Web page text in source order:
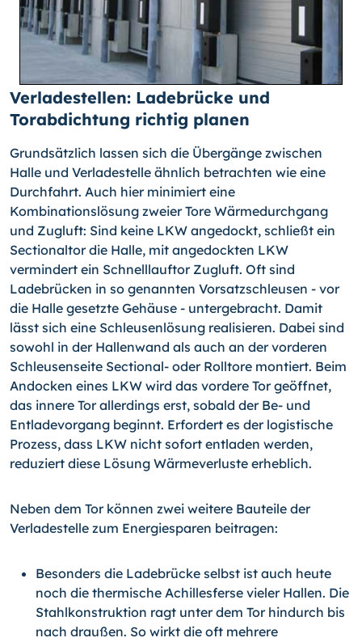
Verladestellen: Ladebrücke und
Torabdichtung richtig planen
Grundsätzlich lassen sich die Übergänge zwischen
Halle und Verladestelle ähnlich betrachten wie eine
Durchfahrt. Auch hier minimiert eine
Kombinationslösung zweier Tore Wärmedurchgang
und Zugluft: Sind keine LKW angedockt, schließt ein
Sectionaltor die Halle, mit angedockten LKW
vermindert ein Schnelllauftor Zugluft. Oft sind
Ladebrücken in so genannten Vorsatzschleusen - vor
die Halle gesetzte Gehäuse - untergebracht. Damit
lässt sich eine Schleusenlösung realisieren. Dabei sind
sowohl in der Hallenwand als auch an der vorderen
Schleusenseite Sectional- oder Rolltore montiert. Beim
Andocken eines LKW wird das vordere Tor geöffnet,
das innere Tor allerdings erst, sobald der Be- und
Entladevorgang beginnt. Erfordert es der logistische
Prozess, dass LKW nicht sofort entladen werden,
reduziert diese Lösung Wärmeverluste erheblich.
Neben dem Tor können zwei weitere Bauteile der
Verladestelle zum Energiesparen beitragen:
Besonders die Ladebrücke selbst ist auch heute
noch die thermische Achillesferse vieler Hallen. Die
Stahlkonstruktion ragt unter dem Tor hindurch bis
nach draußen. So wirkt die oft mehrere